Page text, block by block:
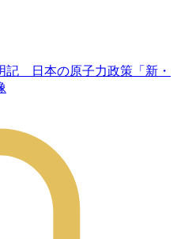
記 日本の原子力政策「新・